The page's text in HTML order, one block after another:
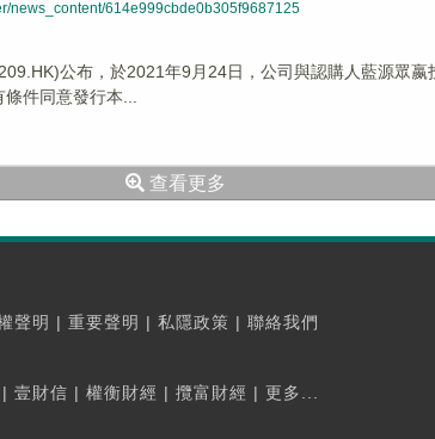
news_content/614e999cbde0b305f9687125
公布，於2021年9月24日，公司與認購人藍源眾
件同意發行本...
查看更多
聲明 | 重要聲明 | 私隱政策 | 聯絡我們
| 壹財信 | 權衡財經 | 攬富財經 | 更多...